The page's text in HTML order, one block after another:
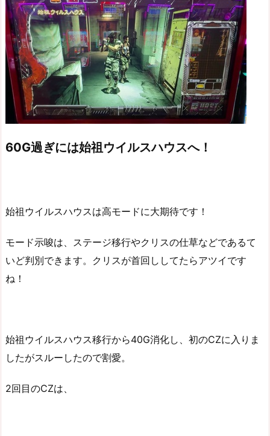
60G過ぎには始祖ウイルスハウスへ！
始祖ウイルスハウスは高モードに大期待です！
モード示唆は、ステージ移行やクリスの仕草などであるて
いど判別できます。クリスが首回ししてたらアツイです
ね！
始祖ウイルスハウス移行から40G消化し、初のCZに入りま
したがスルーしたので割愛。
2回目のCZは、